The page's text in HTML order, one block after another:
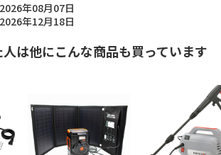
年08月07日
年12月18日
は他にこんな商品も買っています